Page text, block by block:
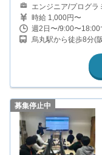
エンジニア/プログラ
時給 1,000円〜
週2日〜/9:00〜
烏丸駅から徒歩8分(
募集停止中